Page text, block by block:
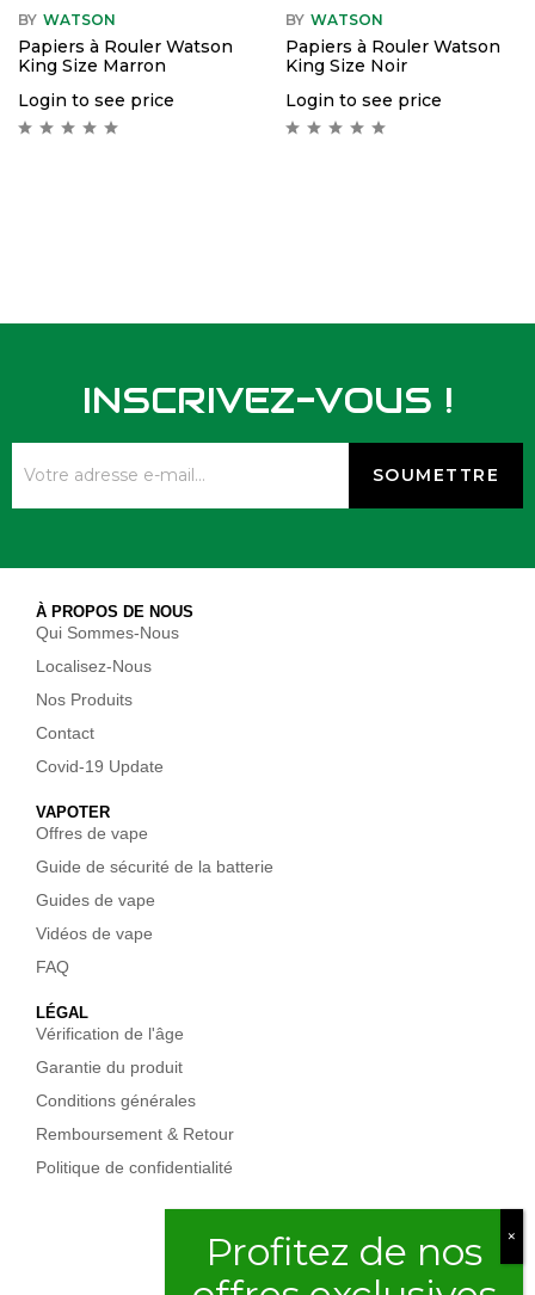
BY WATSON
Papiers à Rouler Watson
King Size Marron
Login to see price
BY WATSON
Papiers à Rouler Watson
King Size Noir
Login to see price
INSCRIVEZ-VOUS !
À PROPOS DE NOUS
Qui Sommes-Nous
Localisez-Nous
Nos Produits
Contact
Covid-19 Update
VAPOTER
Offres de vape
Guide de sécurité de la batterie
Guides de vape
Vidéos de vape
FAQ
LÉGAL
Vérification de l'âge
Garantie du produit
Conditions générales
Remboursement & Retour
Politique de confidentialité